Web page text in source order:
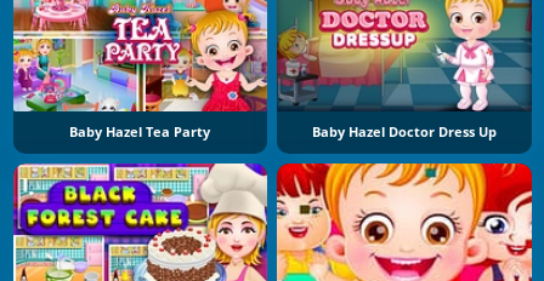
Baby Hazel Tea Party Baby Hazel Doctor Dress Up